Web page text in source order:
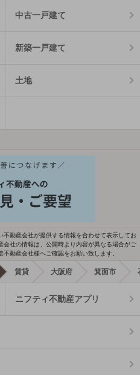
中古一戸建て
新築一戸建て
土地
動産会社が提供する情報を合わせて表示してお
社の情報は、公開時より内容が異なる場合がご
動産会社様へご確認をお願い致します。
賃貸 大阪府 箕面市
ニフティ不動産アプリ